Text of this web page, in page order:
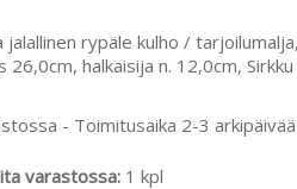
jalallinen rypäle kulho /
26,0cm, halkaisija n. 12,0cm,
- Toimitusaika 2-3 arkipäivää
varastossa: 1 kpl